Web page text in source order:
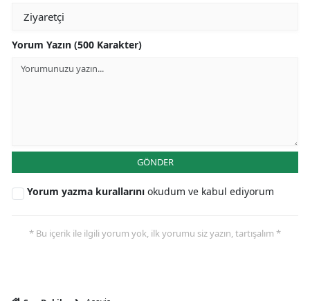
Yorum Yazın (500 Karakter)
GÖNDER
Yorum yazma kurallarını okudum ve kabul ediyorum
* Bu içerik ile ilgili yorum yok, ilk yorumu siz yazın, tartışalım *